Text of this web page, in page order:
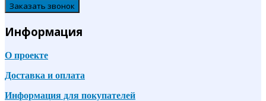
Заказать звонок
Информация
О проекте
Доставка и оплата
Информация для покупателей